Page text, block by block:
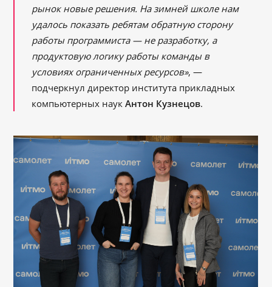
рынок новые решения. На зимней школе нам
удалось показать ребятам обратную сторону
работы программиста — не разработку, а
продуктовую логику работы команды в
условиях ограниченных ресурсов», —
подчеркнул директор института прикладных
компьютерных наукАнтон Кузнецов.